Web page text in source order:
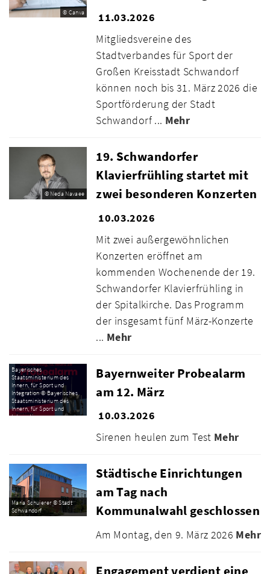
© Canva
11.03.2026
Mitgliedsvereine des
Stadtverbandes für Sport der
Großen Kreisstadt Schwandorf
können noch bis 31. März 2026 die
Sportförderung der Stadt
Schwandorf ... Mehr
© Neda Navaee
19. Schwandorfer
Klavierfrühling startet mit
zwei besonderen Konzerten
10.03.2026
Mit zwei außergewöhnlichen
Konzerten eröffnet am
kommenden Wochenende der 19.
Schwandorfer Klavierfrühling in
der Spitalkirche. Das Programm
der insgesamt fünf März-Konzerte
... Mehr
Bayerisches
Staatsministerium des
Innern, für Sport und
Integration © Bayerisches
Staatsministerium des
Innern, für Sport und
Integration
Bayernweiter Probealarm
am 12. März
10.03.2026
Sirenen heulen zum Test Mehr
Maria Schuierer © Stadt
Schwandorf
Städtische Einrichtungen
am Tag nach
Kommunalwahl geschlossen
Am Montag, den 9. März 2026 Mehr
Engagement verdient eine